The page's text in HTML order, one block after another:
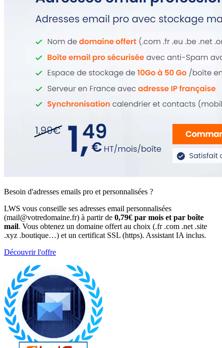
Besoin d'adresses emails pro et personnalisées ?
LWS vous conseille ses adresses email personnalisées
(mail@votredomaine.fr) à partir de 0,79€ par mois et par boîte
mail. Vous obtenez un domaine offert au choix (.fr .com .net .site
.xyz .boutique…) et un certificat SSL (https). Assistant IA inclus.
Découvrir l'offre